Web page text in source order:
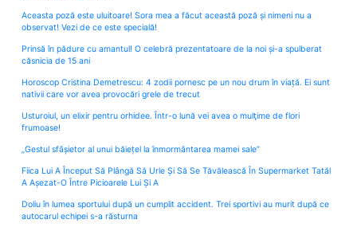
Aceasta poză este uluitoare! Sora mea a făcut această poză și nimeni nu a
observat! Vezi de ce este specială!
Prinsă în pădure cu amantul! O celebră prezentatoare de la noi și-a spulberat
căsnicia de 15 ani
Horoscop Cristina Demetrescu: 4 zodii pornesc pe un nou drum în viață. Ei sunt
nativii care vor avea provocări grele de trecut
Usturoiul, un elixir pentru orhidee. Într-o lună vei avea o mulţime de flori
frumoase!
„Gestul sfâșietor al unui băiețel la înmormântarea mamei sale”
Fiica Lui A Început Să Plângă Să Urle Și Să Se Tăvălească În Supermarket Tatăl
A Așezat-O Între Picioarele Lui Și A
Doliu în lumea sportului după un cumplit accident. Trei sportivi au murit după ce
autocarul echipei s-a răsturna